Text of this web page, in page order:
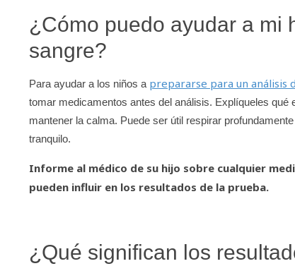
¿Cómo puedo ayudar a mi
sangre?
Para ayudar a los niños a prepararse para un análisis
tomar medicamentos antes del análisis. Explíqueles
mantener la calma. Puede ser útil respirar
tranquilo.
Informe al médico de su hijo sobre cualquier
pueden influir en los resultados de la prueba.
¿Qué significan los